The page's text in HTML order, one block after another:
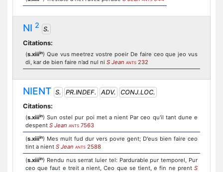
NI 2 S.
Citations:
(s.xiiiin) Que vus meetrez vostre poeir De faire ceo que jeo vus
di, kar de bien faire n’ad nul ni S Jean ANTS 232
NIENT S. PR.INDEF. ADV.
CONJ.LOC.
Citations:
(s.xiiiin) Sun ostel pur poi met a nient Par ceo qu'il tant dune e
despent S Jean ANTS 7563
(s.xiiiin) Mes mult fud dur vers povre gent; D'eus bien faire ceo
tint a nient S Jean ANTS 2588
(s.xiiiin) Rendu nus serrat luier tel: Pardurable pur temporel, Pur
ceo que faut e treit a nient, Ceo que se tient, e fin ne prent S